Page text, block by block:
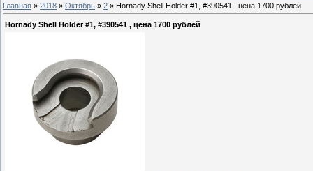
Главная » 2018 » Октябрь » 2 » Hornady Shell Holder #1, #390541 , цена 1700 рублей
Hornady Shell Holder #1, #390541 , цена 1700 рублей